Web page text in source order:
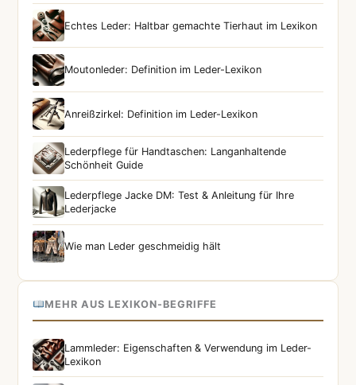
Echtes Leder: Haltbar gemachte Tierhaut im Lexikon
Moutonleder: Definition im Leder-Lexikon
Anreißzirkel: Definition im Leder-Lexikon
Lederpflege für Handtaschen: Langanhaltende
Schönheit Guide
Lederpflege Jacke DM: Test & Anleitung für Ihre
Lederjacke
Wie man Leder geschmeidig hält
MEHR AUS LEXIKON-BEGRIFFE
Lammleder: Eigenschaften & Verwendung im Leder-
Lexikon